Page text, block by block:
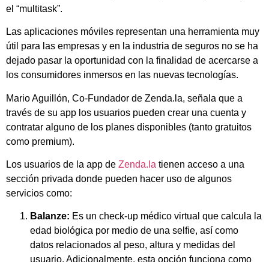
el “multitask”.
Las aplicaciones móviles representan una herramienta muy
útil para las empresas y en la industria de seguros no se ha
dejado pasar la oportunidad con la finalidad de acercarse a
los consumidores inmersos en las nuevas tecnologías.
Mario Aguillón, Co-Fundador de Zenda.la, señala que a
través de su app los usuarios pueden crear una cuenta y
contratar alguno de los planes disponibles (tanto gratuitos
como premium).
Los usuarios de la app de Zenda.la tienen acceso a una
sección privada donde pueden hacer uso de algunos
servicios como:
Balanze: Es un check-up médico virtual que calcula la
edad biológica por medio de una selfie, así como
datos relacionados al peso, altura y medidas del
usuario. Adicionalmente, esta opción funciona como